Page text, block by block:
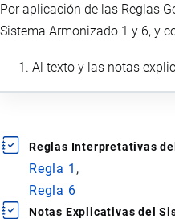
Por aplicación de las Reglas
Sistema Armonizado 1 y 6, y
Al texto y las notas
Reglas Interpretativas
Regla 1
Regla 6
Notas Explicativas del